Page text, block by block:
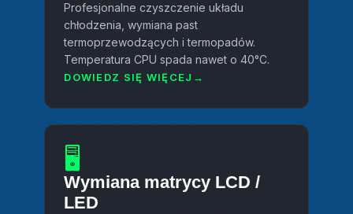
Profesjonalne czyszczenie układu
chłodzenia, wymiana past
termoprzewodzących i termopadów.
Temperatura CPU spada nawet o 40°C.
DOWIEDZ SIĘ WIĘCEJ
🖥️
Wymiana matrycy LCD /
LED